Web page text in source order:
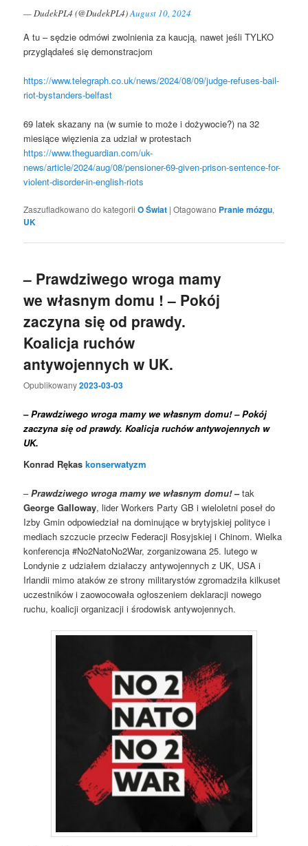
— DudekPL4 (@DudekPL4)August 10, 2024
A tu – sędzie odmówi zwolnienia za kaucją, nawet jeśli TYLKO
przyglądałeś się demonstracjom
https://www.telegraph.co.uk/news/2024/08/09/judge-refuses-bail-
riot-bystanders-belfast
69 latek skazany na (w sumie to może i dożywocie?) na 32
miesiące więzienia za udział w protestach
https://www.theguardian.com/uk-
news/article/2024/aug/08/pensioner-69-given-prison-sentence-for-
violent-disorder-in-english-riots
Zaszufladkowano do kategorii O Świat |Otagowano Pranie mózgu,
UK
– Prawdziwego wroga mamy
we własnym domu ! – Pokój
zaczyna się od prawdy.
Koalicja ruchów
antywojennych w UK.
Opublikowany2023-03-03
–Prawdziwego wroga mamy we własnym domu!–Pokój
zaczyna się od prawdy. Koalicja ruchów antywojennych w
UK.
Konrad Rękaskonserwatyzm
–Prawdziwego wroga mamy we własnym domu!–tak
George Galloway, lider Workers Party GB i wieloletni poseł do
Izby Gmin odpowiedział na dominujące w brytyjskiej polityce i
mediach szczucie przeciw Federacji Rosyjskiej i Chinom. Wielka
konferencja #No2NatoNo2War, zorganizowana 25. lutego w
Londynie z udziałem działaczy antywojennych z UK, USA i
Irlandii mimo ataków ze strony militarystów zgromadziła kilkuset
uczestników i zaowocowała ogłoszeniem deklaracji nowego
ruchu, koalicji organizacji i środowisk antywojennych.